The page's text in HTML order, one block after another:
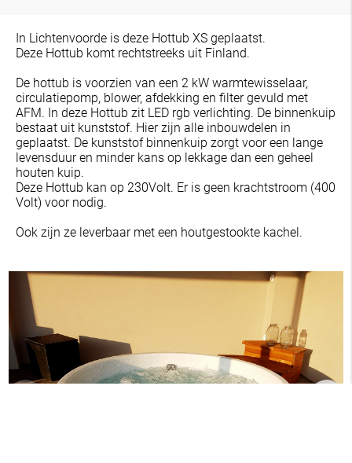
In Lichtenvoorde is deze Hottub XS geplaatst.
Deze Hottub komt rechtstreeks uit Finland.
De hottub is voorzien van een 2 kW warmtewisselaar,
circulatiepomp, blower, afdekking en filter gevuld met
AFM. In deze Hottub zit LED rgb verlichting. De binnenkuip
bestaat uit kunststof. Hier zijn alle inbouwdelen in
geplaatst. De kunststof binnenkuip zorgt voor een lange
levensduur en minder kans op lekkage dan een geheel
houten kuip.
Deze Hottub kan op 230Volt. Er is geen krachtstroom (400
Volt) voor nodig.
Ook zijn ze leverbaar met een houtgestookte kachel.